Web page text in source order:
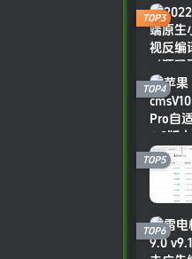
TOP3
TOP4
TOP5
TOP6